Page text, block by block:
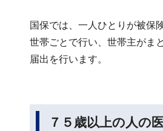
国保では、一人ひとりが被保
世帯ごとで行い、世帯主がま
届出を行います。
７５歳以上の人の